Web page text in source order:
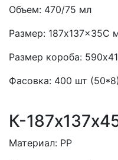
Объем: 470/75 мл
Размер: 187x137x35С
Размер короба:
Фасовка: 400 шт (50*8)
К-
Материал: PP